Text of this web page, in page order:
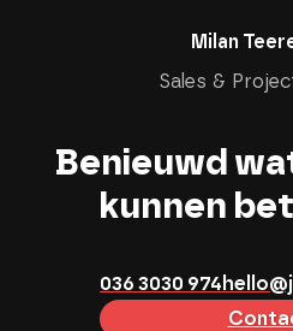
Milan
Sales &
Benieuwd
kunnen
036 3030 974